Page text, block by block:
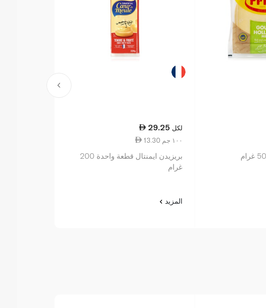
29.25 لكل
13.30 ١٠٠ جم
بريزيدن ايمنتال قطعة واحدة 200
غرام
المزيد